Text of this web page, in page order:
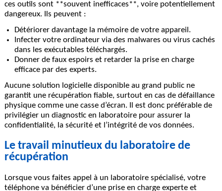
ces outils sont **souvent inefficaces**, voire potentiellement
dangereux. Ils peuvent :
Détériorer davantage la mémoire de votre appareil.
Infecter votre ordinateur via des malwares ou virus cachés
dans les exécutables téléchargés.
Donner de faux espoirs et retarder la prise en charge
efficace par des experts.
Aucune solution logicielle disponible au grand public ne
garantit une récupération fiable, surtout en cas de défaillance
physique comme une casse d’écran. Il est donc préférable de
privilégier undiagnostic en laboratoire pour assurer la
confidentialité, la sécurité et l’intégrité de vos données.
Le travail minutieux du laboratoire de
récupération
Lorsque vous faites appel à un laboratoire spécialisé, votre
téléphone va bénéficier d’une prise en charge experte et